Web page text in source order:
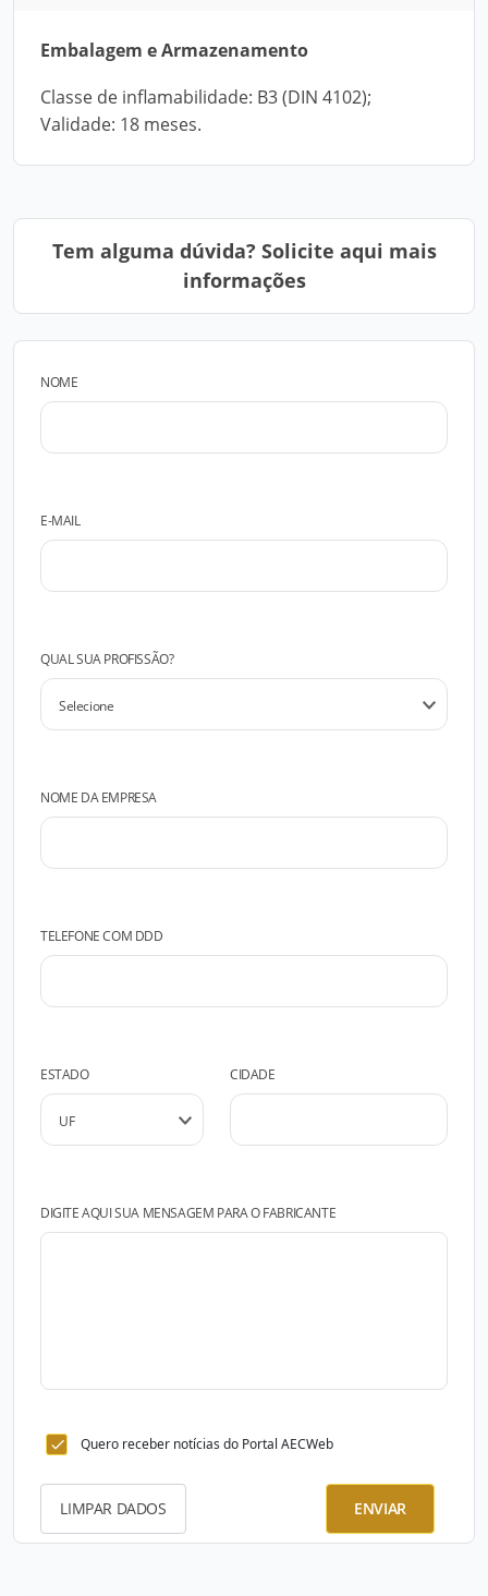
Embalagem e Armazenamento
Classe de inflamabilidade: B3 (DIN 4102);
Validade: 18 meses.
Tem alguma dúvida? Solicite aqui mais
informações
NOME
E-MAIL
QUAL SUA PROFISSÃO?
NOME DA EMPRESA
TELEFONE COM DDD
ESTADO CIDADE
DIGITE AQUI SUA MENSAGEM PARA O FABRICANTE
Quero receber notícias do Portal AECWeb
LIMPAR DADOS ENVIAR